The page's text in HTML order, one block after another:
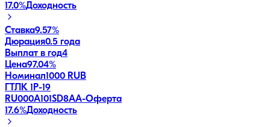
17.0%Доходность
Ставка9.57%
Дюрация0.5 года
Выплат в год4
Цена97.04%
Номинал1000 RUB
ГТЛК 1P-19
RU000A101SD8AA-Оферта
17.6%Доходность